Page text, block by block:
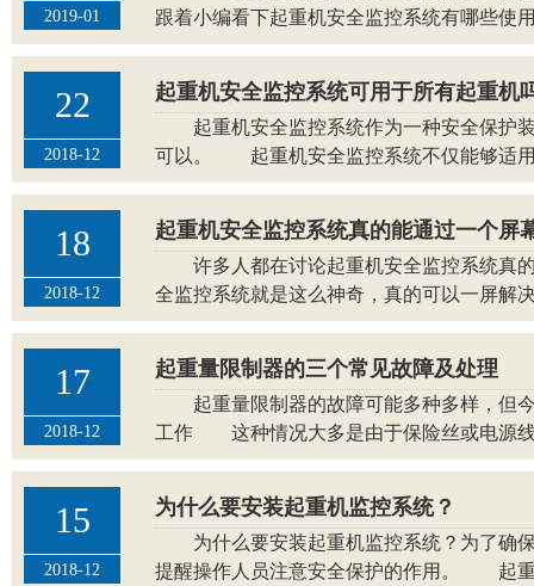
2019-01
跟着小编看下起重机安全监控系统有哪些
22
2018-12
起重机安全监控系统可用于所有起重机
起重机安全监控系统作为一种安全保护装
可以。 起重机安全监控系统不仅能够适用
18
2018-12
起重机安全监控系统真的能通过一个屏
许多人都在讨论起重机安全监控系统真的
全监控系统就是这么神奇，真的可以一屏
17
2018-12
起重量限制器的三个常见故障及处理
起重量限制器的故障可能多种多样，但
工作 这种情况大多是由于保险丝或电源线
15
2018-12
为什么要安装起重机监控系统？
为什么要安装起重机监控系统？为了确保
提醒操作人员注意安全保护的作用。 起重